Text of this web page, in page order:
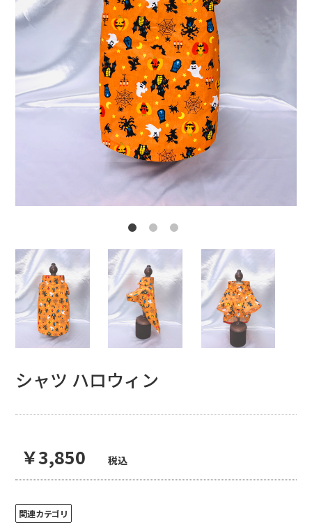
シャツ ハロウィン
￥3,850 税込
関連カテゴリ